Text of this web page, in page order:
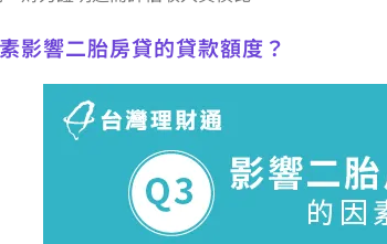
影響二胎房貸的貸款額度？